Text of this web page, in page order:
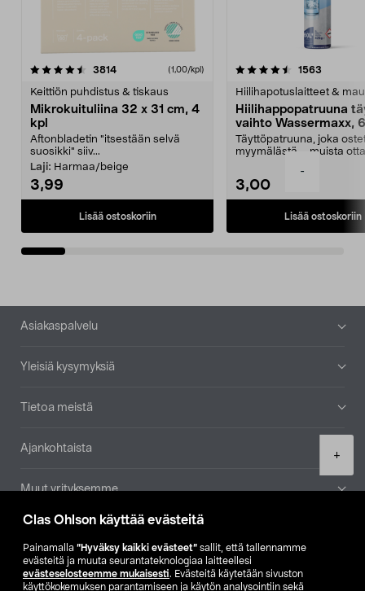
Clas Ohlson käyttää evästeitä
Painamalla ”Hyväksy kaikki evästeet” sallit, että tallennamme
evästeitä ja muuta seurantateknologiaa laitteellesi
evästeselosteemme mukaisesti. Evästeitä käytetään sivuston
käyttökokemuksen parantamiseen ja käytön analysointiin sekä
-
+
3814arvostelut (1,00/kpl)
Keittiön puhdistus & tiskaus
Mikrokuituliina 32 x 31 cm, 4
kpl
Aftonbladetin "itsestään selvä
suosikki" siiv...
Laji: Harmaa/beige
3,99
Lisää ostoskoriin
4.5viidestä
1563
Hiilihapotuslaitteet &
Hiilihappopatruuna
vaihto Wassermaxx,
Täyttöpatruuna, joka
myymälästä – muista
3,00
Lisää ostoskoriin
4.5viidestä
Alatunniste
Asiakaspalvelu
Yleisiä kysymyksiä
Tietoa meistä
Ajankohtaista
Muut yrityksemme
Etsi myymälä
SE NO FI